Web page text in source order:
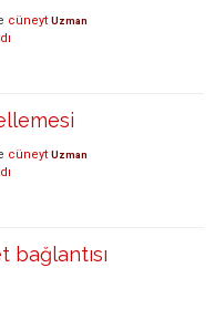
cüneyt Uzman
cüneyt Uzman